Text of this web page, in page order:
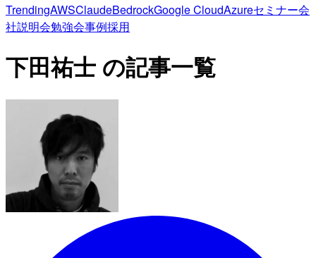
TrendingAWSClaudeBedrockGoogle CloudAzureセミナー会
社説明会勉強会事例採用
下田祐士 の記事一覧